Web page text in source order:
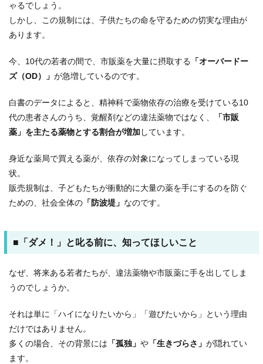
ゃるでしょう。
しかし、この規制には、子供たちの命を守るための切実な理由が
あります。
今、10代の若者の間で、市販薬を大量に摂取する 「オーバードー
ズ（OD）」 が急増しているのです。
白書のデータによると、精神科で薬物依存の治療を受けている10
代の患者さんのうち、覚醒剤などの違法薬物ではなく、
「市販
薬」を主たる薬物とする割合が増加 しています。
身近な薬局で買える薬が、依存の対象になってしまっている現
状。
販売規制は、子どもたちが衝動的に大量の薬を手にするのを防ぐ
ための、社会全体の 「防波堤」 なのです。
■「ダメ！」と叱る前に、知ってほしいこと
なぜ、将来ある若者たちが、違法薬物や市販薬に手を出してしま
うのでしょうか。
それは単に「ハイになりたいから」「遊びたいから」という理由
だけではありません。
多くの場合、その背景には 「孤独」 や 「生きづらさ」 が隠れてい
ます。